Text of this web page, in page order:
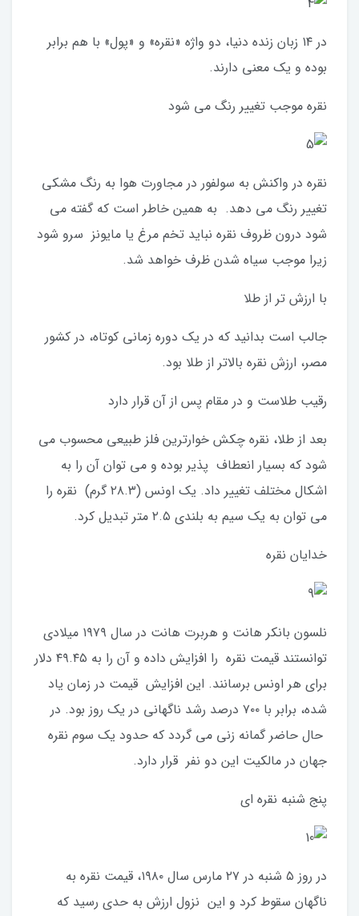
در ۱۴ زبان زنده دنیا، دو واژه «نقره» و «پول» با هم برابر
بوده و یک معنی دارند.
نقره موجب تغییر رنگ می شود
نقره در واکنش به سولفور در مجاورت هوا به رنگ مشکی
تغییر رنگ می دهد. به همین خاطر است که گفته می
شود درون ظروف نقره نباید تخم مرغ یا مایونز سرو شود
زیرا موجب سیاه شدن ظرف خواهد شد.
با ارزش تر از طلا
جالب است بدانید که در یک دوره زمانی کوتاه، در کشور
مصر، ارزش نقره بالاتر از طلا بود.
رقیب طلاست و در مقام پس از آن قرار دارد
بعد از طلا، نقره چکش خوارترین فلز طبیعی محسوب می
شود که بسیار انعطاف پذیر بوده و می توان آن را به
اشکال مختلف تغییر داد. یک اونس (۲۸.۳ گرم) نقره را
می توان به یک سیم به بلندی ۲.۵ متر تبدیل کرد.
خدایان نقره
نلسون بانکر هانت و هربرت هانت در سال ۱۹۷۹ میلادی
توانستند قیمت نقره را افزایش داده و آن را به ۴۹.۴۵ دلار
برای هر اونس برسانند. این افزایش قیمت در زمان یاد
شده، برابر با ۷۰۰ درصد رشد ناگهانی در یک روز بود. در
حال حاضر گمانه زنی می گردد که حدود یک سوم نقره
جهان در مالکیت این دو نفر قرار دارد.
پنج شنبه نقره ای
در روز ۵ شنبه در ۲۷ مارس سال ۱۹۸۰، قیمت نقره به
ناگهان سقوط کرد و این نزول ارزش به حدی رسید که